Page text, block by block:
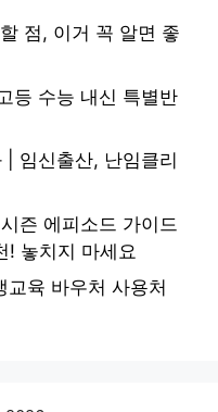
점, 이거 꼭 알면 좋
등 수능 내신 특별반
임신출산, 난임클리
즌 에피소드 가이드
! 놓치지 마세요
육 바우처 사용처